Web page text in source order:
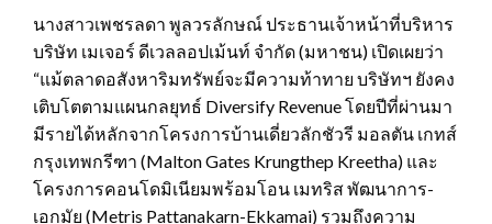
นางสาวเพชรลดา พูลวรลักษณ์ ประธานเจ้าหน้าที่บริหาร
บริษัท เมเจอร์ ดีเวลลอปเม้นท์ จำกัด (มหาชน) เปิดเผยว่า
“แม้ตลาดอสังหาริมทรัพย์จะมีความท้าทาย บริษัทฯ ยังคง
เติบโตตามแผนกลยุทธ์ Diversify Revenue โดยปีที่ผ่านมา
มีรายได้หลักจากโครงการบ้านเดี่ยวลักชัวรี มอลตัน เกทส์
กรุงเทพกรีฑา (Malton Gates Krungthep Kreetha) และ
โครงการคอนโดมิเนียมพร้อมโอน เมทริส พัฒนาการ-
เอกมัย (Metris Pattanakarn-Ekkamai) รวมถึงความ